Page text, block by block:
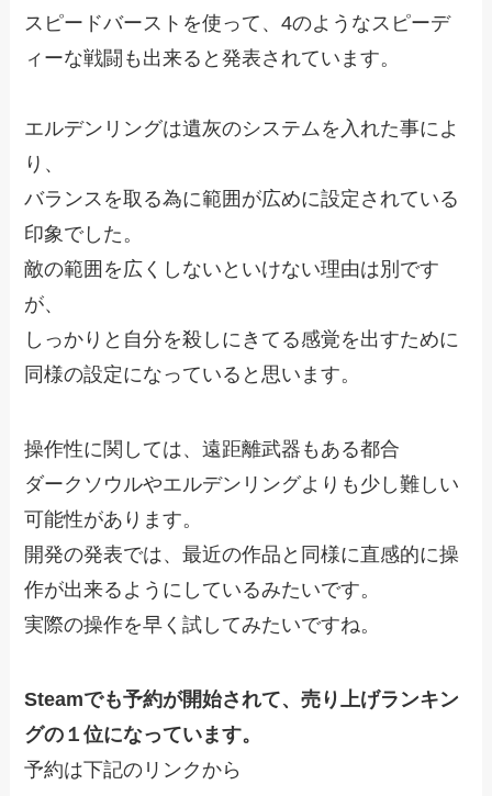
スピードバーストを使って、4のようなスピーデ
ィーな戦闘も出来ると発表されています。
エルデンリングは遺灰のシステムを入れた事によ
り、
バランスを取る為に範囲が広めに設定されている
印象でした。
敵の範囲を広くしないといけない理由は別です
が、
しっかりと自分を殺しにきてる感覚を出すために
同様の設定になっていると思います。
操作性に関しては、遠距離武器もある都合
ダークソウルやエルデンリングよりも少し難しい
可能性があります。
開発の発表では、最近の作品と同様に直感的に操
作が出来るようにしているみたいです。
実際の操作を早く試してみたいですね。
Steamでも予約が開始されて、売り上げランキン
グの１位になっています。
予約は下記のリンクから